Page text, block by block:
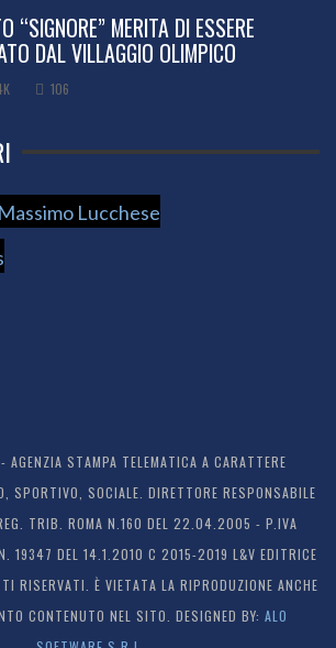
“SIGNORE” MERITA DI ESSERE
DAL VILLAGGIO OLIMPICO
106
AGENZIA STAMPA TELEMATICA A CARATTERE
SPORTIVO, SOCIALE. DIRETTORE RESPONSABILE
TRIB. ROMA N.160 DEL 22.04.2005 - P.IVA
19347 DEL 14.1.2010 C 2015-2019 L&V EDITRICE
È VIETATA LA RIPRODUZIONE ANCHE
CONTENUTO NEL SITO. DESIGNED BY: ALO